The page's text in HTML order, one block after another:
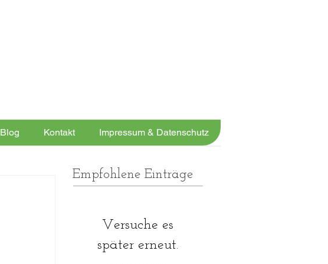
Blog Kontakt Impressum & Datenschutz
Empfohlene Einträge
Versuche es
später erneut.